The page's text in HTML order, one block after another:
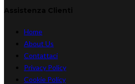
Home
About Us
Contattaci
Privacy Policy
Cookie Policy